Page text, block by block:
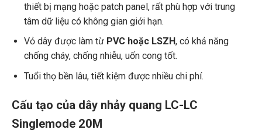
thiết bị mạng hoặc patch panel, rất phù hợp với trung
tâm dữ liệu có không gian giới hạn.
Vỏ dây được làm từ PVC hoặc LSZH, có khả năng
chống cháy, chống nhiễu, uốn cong tốt.
Tuổi thọ bền lâu, tiết kiệm được nhiều chi phí.
Cấu tạo của dây nhảy quang LC-LC
Singlemode 20M